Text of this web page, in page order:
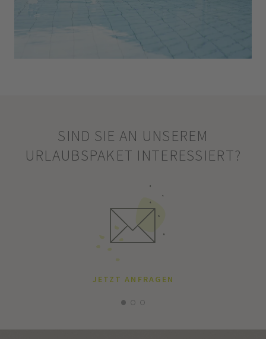
SIND SIE AN UNSEREM
URLAUBSPAKET INTERESSIERT?
JETZT ANFRAGEN